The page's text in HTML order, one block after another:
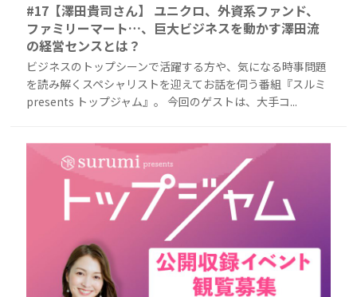
#17【澤田貴司さん】 ユニクロ、外資系ファンド、
ファミリーマート…、巨大ビジネスを動かす澤田流
の経営センスとは？
ビジネスのトップシーンで活躍する方や、気になる時事問題
を読み解くスペシャリストを迎えてお話を伺う番組『スルミ
presents トップジャム』。 今回のゲストは、大手コ...